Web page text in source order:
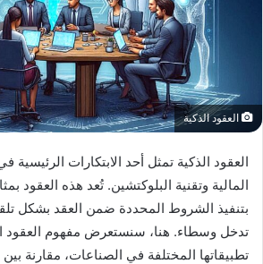
العقود الذكية
العقود الذكية تمثل أحد الابتكارات الرئيسية
المالية وتقنية البلوكتشين. تُعد هذه العقود
بتنفيذ الشروط المحددة ضمن العقد بشكل
تدخل وسطاء. هنا، سنستعرض مفهوم العقود
تطبيقاتها المختلفة في الصناعات، مقارنة بين